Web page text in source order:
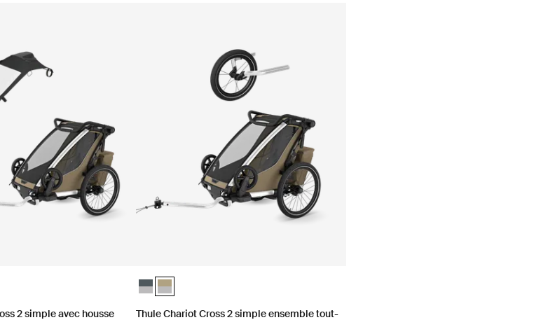
(selected)
2 simple avec housse purificateur d'air Thule Chariot Ardoise foncée
Cross 2 simple avec housse purificateur d'air Thule Chariot Kaki délavé (selected)
2 simple avec housse
Thule Chariot Cross 2 simple ensemble tout-terrain Ardoise foncée
Thule Chariot Cross 2 simple ensemble tout-terrain Kaki délavé (selected)
Thule Chariot Cross 2 simple ensemble tout-